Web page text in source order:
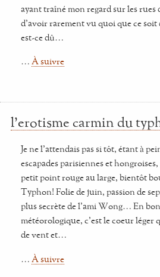
ayant traîné mon regard sur les rues
d'avoir rarement vu quoi que ce soit
est-ce dû…
… À suivre
l'erotisme carmin du
Je ne l'attendais pas si tôt, étant à
escapades parisiennes et
petit point rouge au large, bientôt
Typhon! Folie de juin, passion de
plus secrète de l'ami Wong… En
météorologique, c'est le coeur léger
de vent et…
… À suivre